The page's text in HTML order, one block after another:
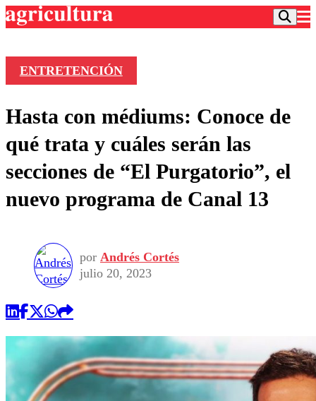
Frecuencias
Agricultura TV
Deportes
Colo Colo
Motor
Torneo Internacional
Torneo Nacional
Entretención
Internacional
Nacional
Vida Social
Programas
Comercial
ENTRETENCIÓN
Hasta con médiums: Conoce de
qué trata y cuáles serán las
secciones de “El Purgatorio”, el
nuevo programa de Canal 13
por Andrés Cortés
julio 20, 2023